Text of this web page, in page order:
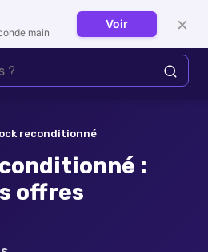
Se connecter
reconditionné
:
offres
main
Voir ×